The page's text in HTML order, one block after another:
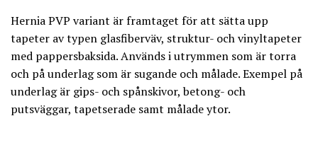
Hernia PVP variant är framtaget för att sätta upp
tapeter av typen glasfiberväv, struktur- och vinyltapeter
med pappersbaksida. Används i utrymmen som är torra
och på underlag som är sugande och målade. Exempel på
underlag är gips- och spånskivor, betong- och
putsväggar, tapetserade samt målade ytor.